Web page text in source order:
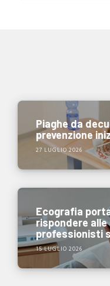
Piaghe da
prevenzione
27 LUGLIO 2026
Ecografia
rispondere alle
professionisti
15 LUGLIO 2026